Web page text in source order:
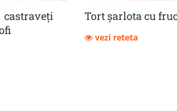
castraveţi
Tort șarlota cu
vezi reteta